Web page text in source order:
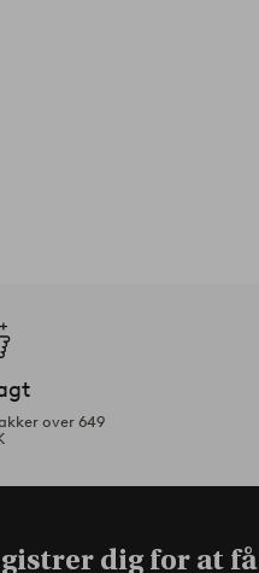
over 649
dig for at få